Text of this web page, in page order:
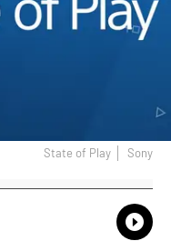
State of Play Sony